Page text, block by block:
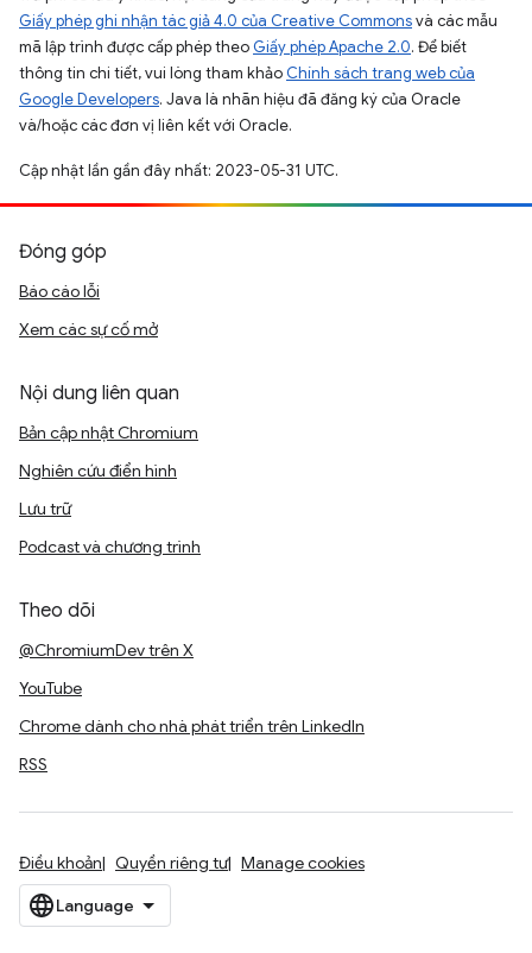
Giấy phép ghi nhận tác giả 4.0 của Creative Commonsvà các mẫu
mã lập trình được cấp phép theo Giấy phép Apache 2.0. Để biết
thông tin chi tiết, vui lòng tham khảo Chính sách trang web của
Google Developers. Java là nhãn hiệu đã đăng ký của Oracle
và/hoặc các đơn vị liên kết với Oracle.
Cập nhật lần gần đây nhất: 2023-05-31 UTC.
Đóng góp
Báo cáo lỗi
Xem các sự cố mở
Nội dung liên quan
Bản cập nhật Chromium
Nghiên cứu điển hình
Lưu trữ
Podcast và chương trình
Theo dõi
@ChromiumDev trên X
YouTube
Chrome dành cho nhà phát triển trên LinkedIn
RSS
Điều khoản Quyền riêng tư Manage cookies